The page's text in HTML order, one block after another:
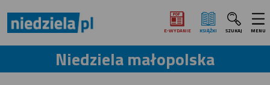
E‑WYDANIE KSIĄŻKI SZUKAJ MENU
Niedziela małopolska